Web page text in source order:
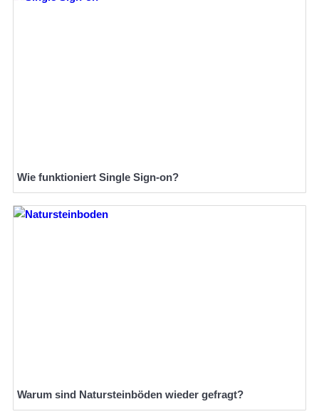
Wie funktioniert Single Sign-on?
Warum sind Natursteinböden wieder gefragt?